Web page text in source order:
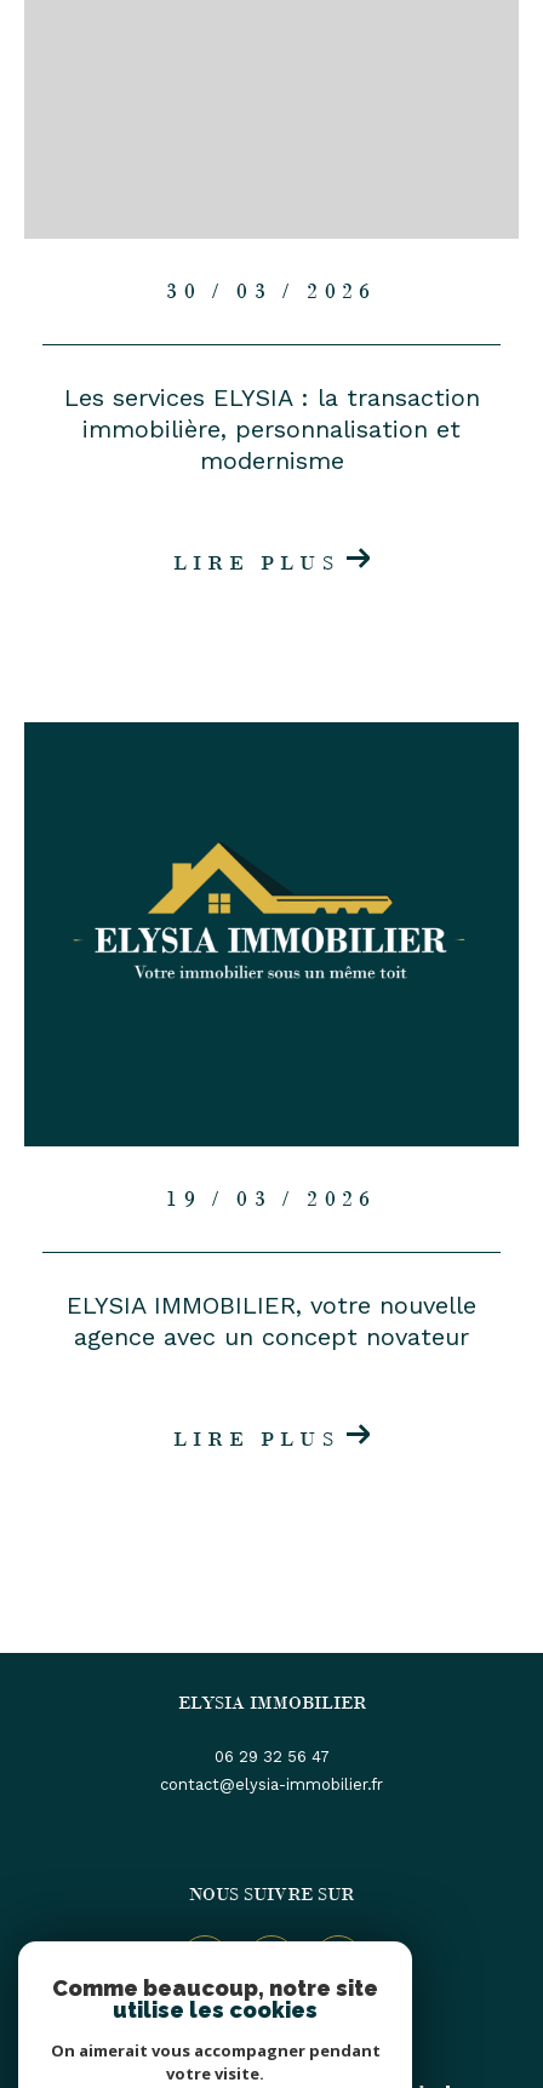
30 / 03 / 2026
Les services ELYSIA : la transaction
immobilière, personnalisation et
modernisme
LIRE PLUS
19 / 03 / 2026
ELYSIA IMMOBILIER, votre nouvelle
agence avec un concept novateur
LIRE PLUS
ELYSIA IMMOBILIER
06 29 32 56 47
contact@elysia-immobilier.fr
NOUS SUIVRE SUR
ADHÉRENTS
Comme beaucoup, notre site
utilise les cookies
On aimerait vous accompagner pendant
votre visite.